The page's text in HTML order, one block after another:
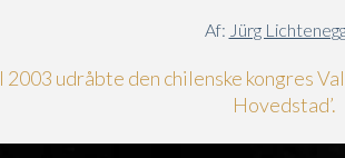
Af: Jürg
I 2003 udråbte den chilenske kongres
Hovedstad’.